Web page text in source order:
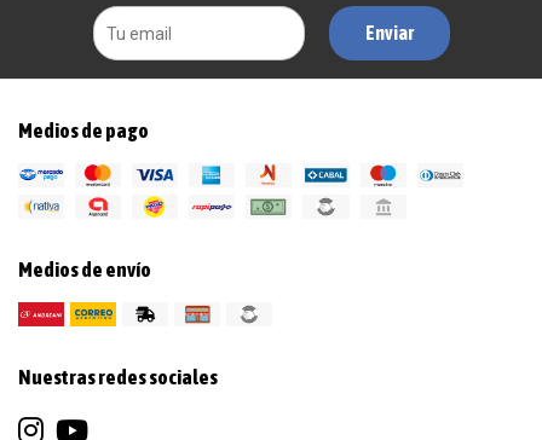
Enviar
Medios de pago
Medios de envío
Nuestras redes sociales